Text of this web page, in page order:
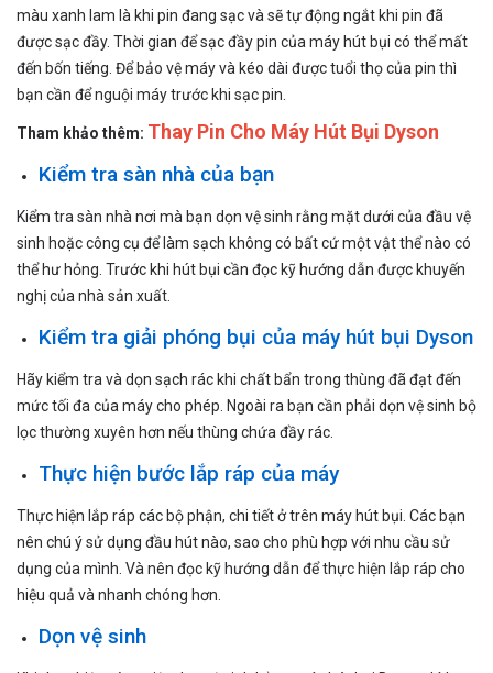
màu xanh lam là khi pin đang sạc và sẽ tự động ngắt khi pin đã
được sạc đầy. Thời gian để sạc đầy pin của máy hút bụi có thể mất
đến bốn tiếng. Để bảo vệ máy và kéo dài được tuổi thọ của pin thì
bạn cần để nguội máy trước khi sạc pin.
Tham khảo thêm: Thay Pin Cho Máy Hút Bụi Dyson
Kiểm tra sàn nhà của bạn
Kiểm tra sàn nhà nơi mà bạn dọn vệ sinh rằng mặt dưới của đầu vệ
sinh hoặc công cụ để làm sạch không có bất cứ một vật thể nào có
thể hư hỏng. Trước khi hút bụi cần đọc kỹ hướng dẫn được khuyến
nghị của nhà sản xuất.
Kiểm tra giải phóng bụi của máy hút bụi Dyson
Hãy kiểm tra và dọn sạch rác khi chất bẩn trong thùng đã đạt đến
mức tối đa của máy cho phép. Ngoài ra bạn cần phải dọn vệ sinh bộ
lọc thường xuyên hơn nếu thùng chứa đầy rác.
Thực hiện bước lắp ráp của máy
Thực hiện lắp ráp các bộ phận, chi tiết ở trên máy hút bụi. Các bạn
nên chú ý sử dụng đầu hút nào, sao cho phù hợp với nhu cầu sử
dụng của mình. Và nên đọc kỹ hướng dẫn để thực hiện lắp ráp cho
hiệu quả và nhanh chóng hơn.
Dọn vệ sinh